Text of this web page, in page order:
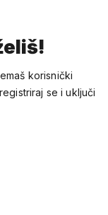
korisnički
se i uključi